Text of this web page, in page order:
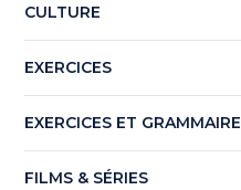
CULTURE
EXERCICES
EXERCICES ET GRAMMAIRE
FILMS & SÉRIES